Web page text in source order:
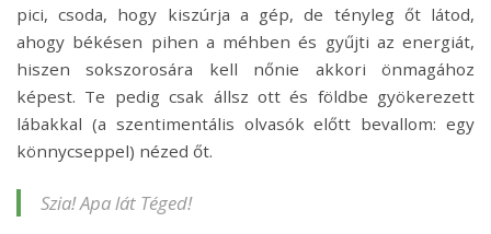
pici, csoda, hogy kiszúrja a gép, de tényleg őt látod,
ahogy békésen pihen a méhben és gyűjti az energiát,
hiszen sokszorosára kell nőnie akkori önmagához
képest. Te pedig csak állsz ott és földbe gyökerezett
lábakkal (a szentimentális olvasók előtt bevallom: egy
könnycseppel) nézed őt.
Szia! Apa lát Téged!